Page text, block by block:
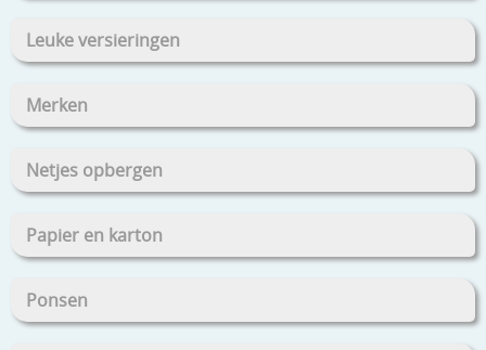
Leuke versieringen
Merken
Netjes opbergen
Papier en karton
Ponsen